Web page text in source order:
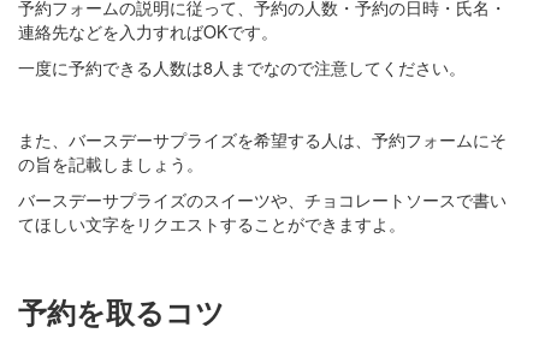
予約フォームの説明に従って、予約の人数・予約の日時・氏名・
連絡先などを入力すればOKです。
一度に予約できる人数は8人までなので注意してください。
また、バースデーサプライズを希望する人は、予約フォームにそ
の旨を記載しましょう。
バースデーサプライズのスイーツや、チョコレートソースで書い
てほしい文字をリクエストすることができますよ。
予約を取るコツ